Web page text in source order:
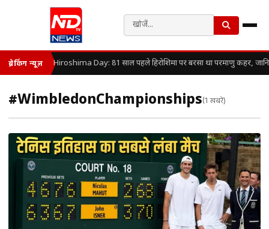
ब्रेकिंग न्यूज़ Hiroshima Day: 81 साल पहले हिरोशिमा पर बरसा था परमाणु कहर,
#WimbledonChampionships(1 खबरें)